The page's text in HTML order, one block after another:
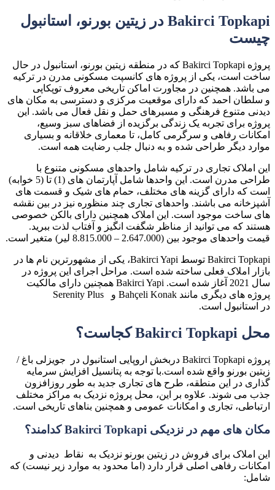
Bakirci Topkapi در زیتین بورنو، استانبول
چیست
پروژه Bakirci Topkapi که در منطقه زیتین بورنو، استانبول در حال
ساخت است، یکی از پروژه های کانسپت مسکونی مدرن در ترکیه
می باشد. همچنین در مجاورت اماکن تاریخی معروف توپکاپی
و سلطان احمد که دارای موقعیت مرکزی و دسترسی به مکان های
دیدنی متنوع فرهنگی و مسیرهای حمل و نقل فعال می باشد. این
پروژه برای تجربه یک زندگی برگزیده از فضاهای سبز وسیع،
امکانات رفاهی و سرگرمی کامل، تا معماری خلاقانه و بسیاری
موارد دیگر طراحی شده و به دنبال جلب رضایت همه است.
این املاک تجاری در ترکیه شامل واحدهای مسکونی متنوع با
طراحی مدرن است. این واحدها شامل آپارتمان های (1) تا (5 خوابه)
است که دارای گزینه های مختلف، حمام های شیک و قسمت های
آشپزخانه می باشند. واحدهای تجاری چند منظوره نیز در بین نقشه
های ساخت موجود است. این املاک همچنین دارای بالکن خصوصی
هستند که می توانید از مناظر شگفت انگیز و آفتاب لذت ببرید.
قیمت واحدهای موجود بین (2.647.000 – 8.815.000 لیر) متغیر است.
Bakirci Topkapi توسط Bakirci Yapi، یکی از مشهورترین نام ها در
بازار املاک فعلی ساخته شده است. مراحل اجرای این پروژه در
سال 2021 آغاز شده است. Bakirci Yapi همچنین دارای مالکیت
پروژه های دیگری مانند Bahçeli Konak و Serenity Plus
در استانبول است.
محل Bakirci Topkapi کجاست؟
پروژه Bakirci Topkapi دربخش اروپایی استانبول در جویزلی باغ /
زیتین بورنو واقع شده است.با توجه به پتانسیل افزایش سرمایه
گذاری در این منطقه، طرح های تجاری جدید به طور روزافزون
جذب می شوند. علاوه بر این، محل پروژه نزدیک به مراکز مختلف
ارتباطی، تجاری و امکانات عمومی و همچنین بناهای تاریخی است.
مکان های مهم در نزدیکی Bakirci Topkapi کدامند؟
این املاک برای فروش در زیتین بورنو نزدیک به نقاط دیدنی و
امکانات رفاهی اصلی قرار دارد (اما محدود به موارد زیر نیست) که
شامل: